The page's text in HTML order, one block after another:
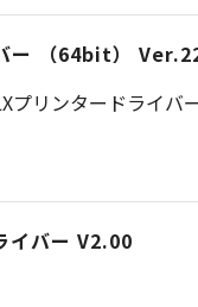
ー （64bit）
リンタードライバー
イバー V2.00